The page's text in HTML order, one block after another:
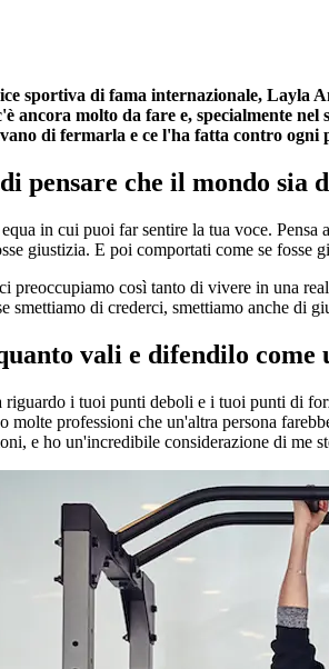
sportiva di fama internazionale, Layla
ancora molto da fare e, specialmente
di fermarla e ce l'ha fatta contro
pensare che il mondo sia
in cui puoi far sentire la tua voce.
giustizia. E poi comportati come se fosse
preoccupiamo così tanto di vivere in una
smettiamo di crederci, smettiamo anche di
vali e difendilo come
riguardo i tuoi punti deboli e i tuoi punti di
molte professioni che un'altra persona
e ho un'incredibile considerazione di me